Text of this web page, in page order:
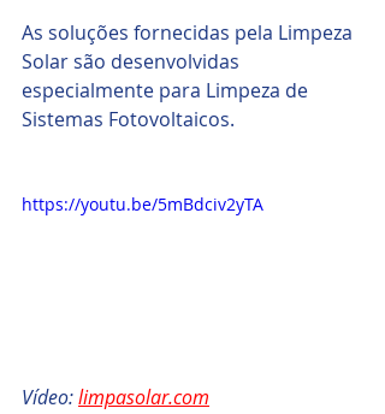
As soluções fornecidas pela Limpeza
Solar são desenvolvidas
especialmente para Limpeza de
Sistemas Fotovoltaicos.
https://youtu.be/5mBdciv2yTA
Vídeo: limpasolar.com